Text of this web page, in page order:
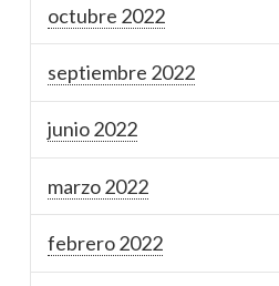
octubre 2022
septiembre 2022
junio 2022
marzo 2022
febrero 2022